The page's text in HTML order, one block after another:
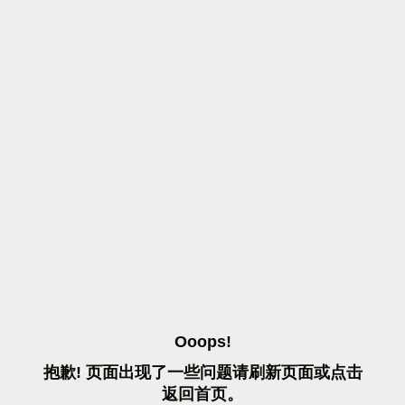
OOOPS!
抱歉! 页面出现了一些问题请刷 新页面或点击
返 回首页。